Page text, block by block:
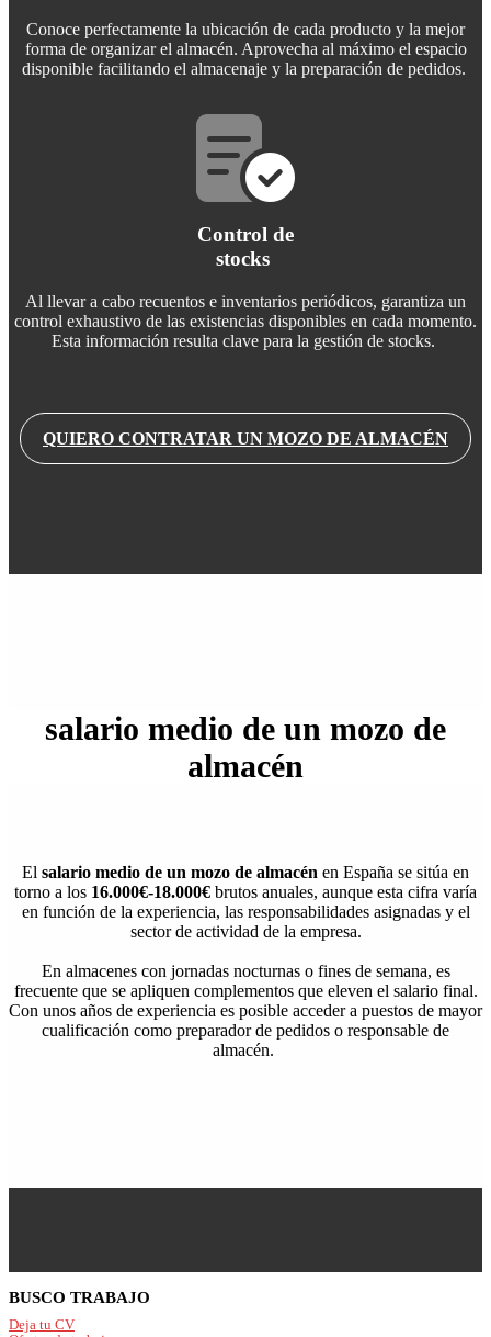
Conoce perfectamente la ubicación de cada producto y la mejor
forma de organizar el almacén. Aprovecha al máximo el espacio
disponible facilitando el almacenaje y la preparación de pedidos.
Control de
stocks
Al llevar a cabo recuentos e inventarios periódicos, garantiza un
control exhaustivo de las existencias disponibles en cada momento.
Esta información resulta clave para la gestión de stocks.
QUIERO CONTRATAR UN MOZO DE ALMACÉN
salario medio de un mozo de
almacén
El salario medio de un mozo de almacén en España se sitúa en
torno a los 16.000€-18.000€ brutos anuales, aunque esta cifra varía
en función de la experiencia, las responsabilidades asignadas y el
sector de actividad de la empresa.
En almacenes con jornadas nocturnas o fines de semana, es
frecuente que se apliquen complementos que eleven el salario final.
Con unos años de experiencia es posible acceder a puestos de mayor
cualificación como preparador de pedidos o responsable de
almacén.
Footer
BUSCO TRABAJO
Deja tu CV